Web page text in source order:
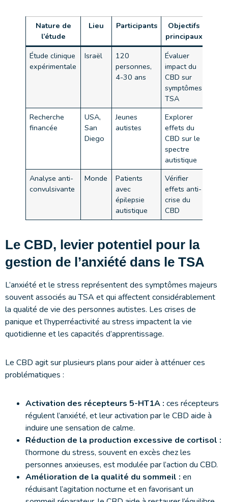
Nature de
l’étude
Lieu Participants
Objectifs
principaux
Étude clinique
expérimentale
Israël
120
personnes,
4-30 ans
Évaluer
impact du
CBD sur
symptômes
TSA
Recherche
financée
USA,
San
Diego
Jeunes
autistes
Explorer
effets du
CBD sur le
spectre
autistique
Analyse anti-
convulsivante
Monde
Patients
avec
épilepsie
autistique
Vérifier
effets anti-
crise du
CBD
Le CBD, levier potentiel pour la
gestion de l’anxiété dans le TSA
L’anxiété et le stress représentent des symptômes majeurs
souvent associés au TSA et qui affectent considérablement
la qualité de vie des personnes autistes. Les crises de
panique et l’hyperréactivité au stress impactent la vie
quotidienne et les capacités d’apprentissage.
Le CBD agit sur plusieurs plans pour aider à atténuer ces
problématiques :
Activation des récepteurs 5-HT1A : ces récepteurs
régulent l’anxiété, et leur activation par le CBD aide à
induire une sensation de calme.
Réduction de la production excessive de cortisol :
l’hormone du stress, souvent en excès chez les
personnes anxieuses, est modulée par l’action du CBD.
Amélioration de la qualité du sommeil : en
réduisant l’agitation nocturne et en favorisant un